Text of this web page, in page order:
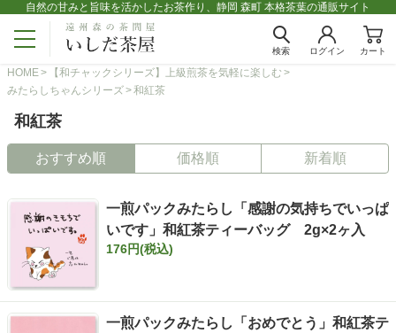
自然の甘みと旨味を活かしたお茶作り、静岡 森町 本格茶葉の通販サイト
検索 ログイン カート
HOME
【和チャックシリーズ】上級煎茶を気軽に楽しむ
みたらしちゃんシリーズ
和紅茶
和紅茶
おすすめ順 価格順 新着順
一煎パックみたらし「感謝の気持ちでいっぱ
いです」和紅茶ティーバッグ 2g×2ヶ入
176円(税込)
一煎パックみたらし「おめでとう」和紅茶テ